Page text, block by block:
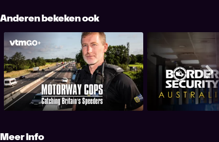
Anderen bekeken ook
Motorway Cops: Catching
Britain's Speeders
Border
Meer info